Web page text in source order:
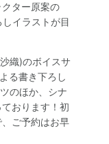
ター原案の
イラストが目
織)のボイスサ
る書き下ろし
のほか、シナ
おります！初
ご予約はお早